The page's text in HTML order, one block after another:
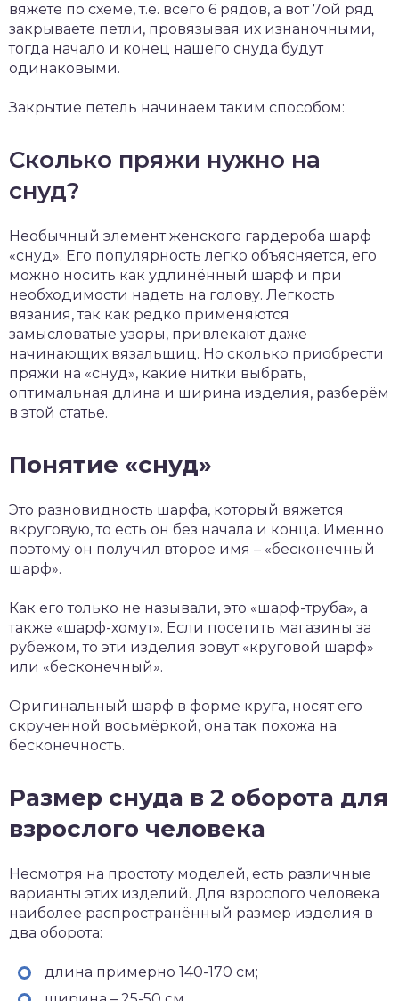
вяжете по схеме, т.е. всего 6 рядов, а вот 7ой ряд
закрываете петли, провязывая их изнаночными,
тогда начало и конец нашего снуда будут
одинаковыми.
Закрытие петель начинаем таким способом:
Сколько пряжи нужно на
снуд?
Необычный элемент женского гардероба шарф
«снуд». Его популярность легко объясняется, его
можно носить как удлинённый шарф и при
необходимости надеть на голову. Легкость
вязания, так как редко применяются
замысловатые узоры, привлекают даже
начинающих вязальщиц. Но сколько приобрести
пряжи на «снуд», какие нитки выбрать,
оптимальная длина и ширина изделия, разберём
в этой статье.
Понятие «снуд»
Это разновидность шарфа, который вяжется
вкруговую, то есть он без начала и конца. Именно
поэтому он получил второе имя – «бесконечный
шарф».
Как его только не называли, это «шарф-труба», а
также «шарф-хомут». Если посетить магазины за
рубежом, то эти изделия зовут «круговой шарф»
или «бесконечный».
Оригинальный шарф в форме круга, носят его
скрученной восьмёркой, она так похожа на
бесконечность.
Размер снуда в 2 оборота для
взрослого человека
Несмотря на простоту моделей, есть различные
варианты этих изделий. Для взрослого человека
наиболее распространённый размер изделия в
два оборота:
длина примерно 140-170 см;